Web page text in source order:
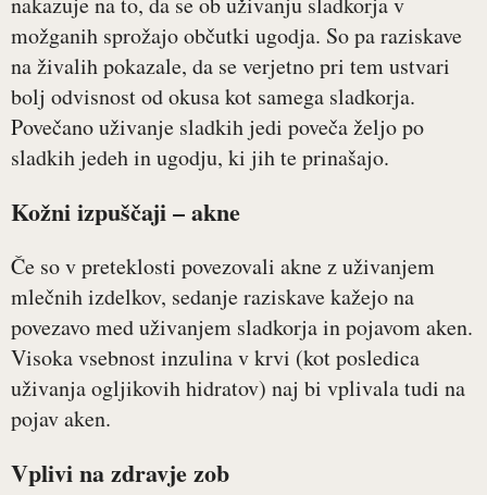
možganih sprožajo občutki ugodja. So pa raziskave
na živalih pokazale, da se verjetno pri tem ustvari
bolj odvisnost od okusa kot samega sladkorja.
Povečano uživanje sladkih jedi poveča željo po
sladkih jedeh in ugodju, ki jih te prinašajo.
Kožni izpuščaji – akne
Če so v preteklosti povezovali akne z uživanjem
mlečnih izdelkov, sedanje raziskave kažejo na
povezavo med uživanjem sladkorja in pojavom aken.
Visoka vsebnost inzulina v krvi (kot posledica
uživanja ogljikovih hidratov) naj bi vplivala tudi na
pojav aken.
Vplivi na zdravje zob